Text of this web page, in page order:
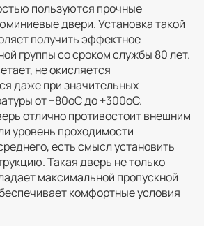
пользуются прочные
двери. Установка такой
получить эффектное
группы со сроком службы 80 лет.
не окисляется
даже при значительных
от −80оС до +300оС.
отлично противостоит внешним
уровень проходимости
есть смысл установить
Такая дверь не только
максимальной пропускной
комфортные условия